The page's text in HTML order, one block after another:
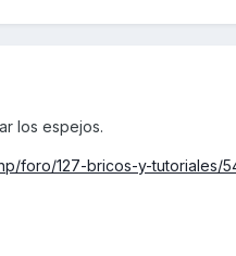
los espejos.
foro/127-bricos-y-tutoriales/